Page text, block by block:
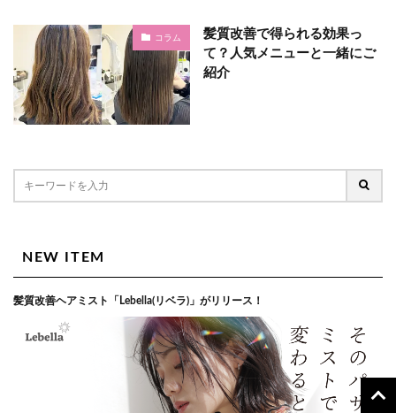
コラム
髪質改善で得られる効果っ
て？人気メニューと一緒にご
紹介
NEW ITEM
髪質改善ヘアミスト「Lebella(リベラ)」がリリース！